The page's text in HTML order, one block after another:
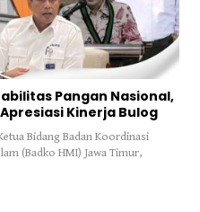
Pangan Nasional,
Kinerja Bulog
Bidang Badan Koordinasi
(Badko HMI) Jawa Timur,